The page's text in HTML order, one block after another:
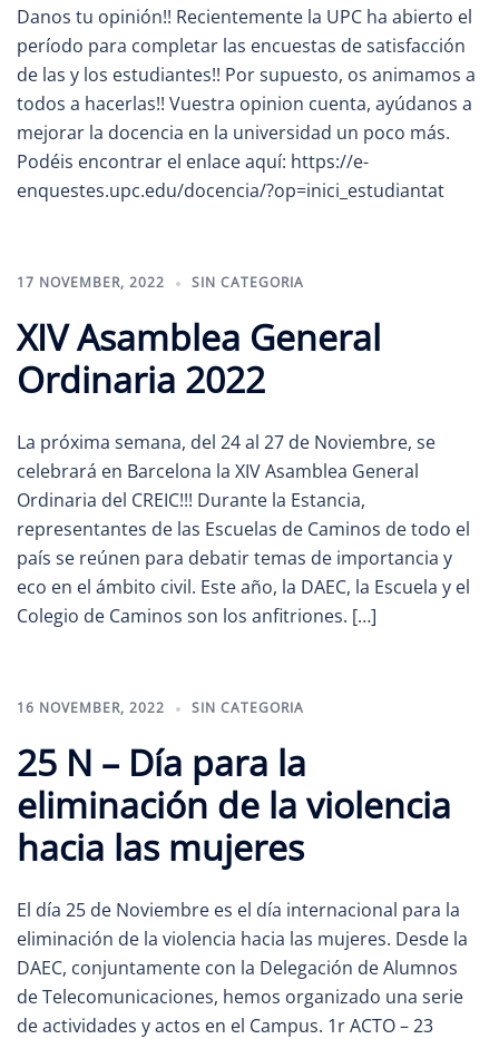
Danos tu opinión!! Recientemente la UPC ha abierto el
período para completar las encuestas de satisfacción
de las y los estudiantes!! Por supuesto, os animamos a
todos a hacerlas!! Vuestra opinion cuenta, ayúdanos a
mejorar la docencia en la universidad un poco más.
Podéis encontrar el enlace aquí: https://e-
enquestes.upc.edu/docencia/?op=inici_estudiantat
17 NOVEMBER, 2022 SIN CATEGORIA
XIV Asamblea General
Ordinaria 2022
La próxima semana, del 24 al 27 de Noviembre, se
celebrará en Barcelona la XIV Asamblea General
Ordinaria del CREIC!!! Durante la Estancia,
representantes de las Escuelas de Caminos de todo el
país se reúnen para debatir temas de importancia y
eco en el ámbito civil. Este año, la DAEC, la Escuela y el
Colegio de Caminos son los anfitriones. […]
16 NOVEMBER, 2022 SIN CATEGORIA
25 N – Día para la
eliminación de la violencia
hacia las mujeres
El día 25 de Noviembre es el día internacional para la
eliminación de la violencia hacia las mujeres. Desde la
DAEC, conjuntamente con la Delegación de Alumnos
de Telecomunicaciones, hemos organizado una serie
de actividades y actos en el Campus. 1r ACTO – 23